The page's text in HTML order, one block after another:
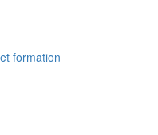
formation